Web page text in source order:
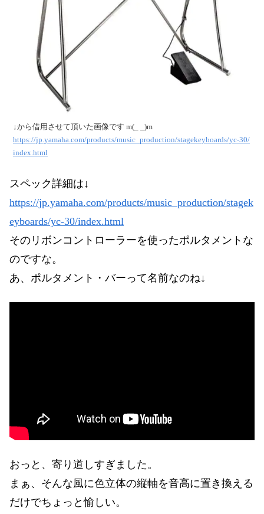
↓から借用させて頂いた画像です m(_ _)m
https://jp.yamaha.com/products/music_production/stagekeyboards/yc-30/
index.html
スペック詳細は↓
https://jp.yamaha.com/products/music_production/stagek
eyboards/yc-30/index.html
そのリボンコントローラーを使ったポルタメントな
のですな。
あ、ポルタメント・バーって名前なのね↓
おっと、寄り道しすぎました。
まぁ、そんな風に色立体の縦軸を音高に置き換える
だけでちょっと愉しい。